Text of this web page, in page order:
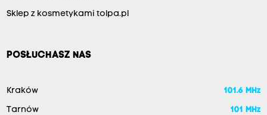
Sklep z kosmetykami tolpa.pl
POSŁUCHASZ NAS
Kraków 101.6 MHz
Tarnów 101 MHz